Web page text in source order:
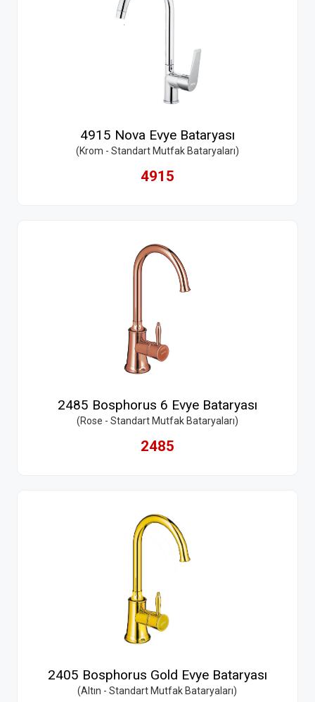
4915 Nova Evye Bataryası
(Krom - Standart Mutfak Bataryaları)
4915
2485 Bosphorus 6 Evye Bataryası
(Rose - Standart Mutfak Bataryaları)
2485
2405 Bosphorus Gold Evye Bataryası
(Altın - Standart Mutfak Bataryaları)